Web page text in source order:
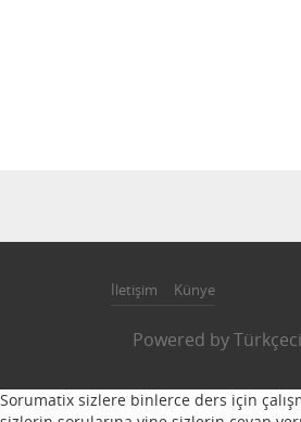
İletişim Künye
Powered byTürkçeci
Sorumatix sizlere binlerce ders için